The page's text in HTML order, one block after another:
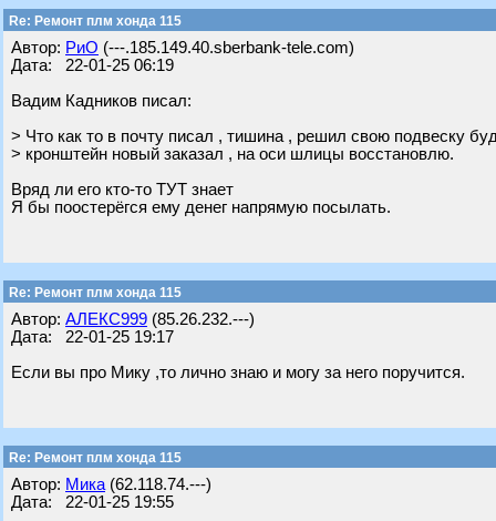
Re: Ремонт плм хонда 115
Автор: РиО (---.185.149.40.sberbank-tele.com)
Дата: 22-01-25 06:19
Вадим Кадников писал:
> Что как то в почту писал , тишина , решил свою подвеску
> кронштейн новый заказал , на оси шлицы восстановлю.
Вряд ли его кто-то ТУТ знает
Я бы поостерёгся ему денег напрямую посылать.
Re: Ремонт плм хонда 115
Автор: АЛЕКС999 (85.26.232.---)
Дата: 22-01-25 19:17
Если вы про Мику ,то лично знаю и могу за него поручится.
Re: Ремонт плм хонда 115
Автор: Мика (62.118.74.---)
Дата: 22-01-25 19:55